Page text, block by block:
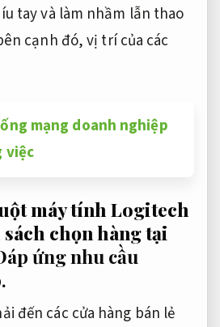
tay và làm nhầm lẫn thao
cạnh đó, vị trí của các
mạng doanh nghiệp
việc
máy tính Logitech
chọn hàng tại
ứng nhu cầu
đến các cửa hàng bán lẻ